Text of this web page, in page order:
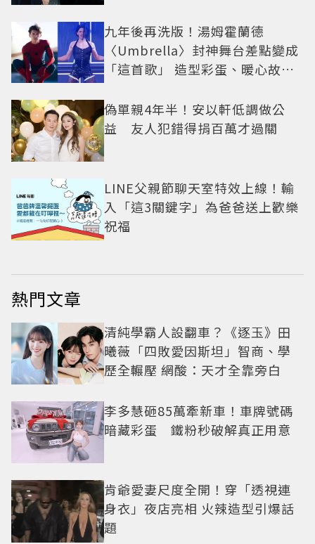
九年後再洗版！湯姆霍蘭德
〈Umbrella〉封神舞台差點變成
「這首歌」 造型彩蛋、暖心故事
偽單親4年半！安以軒低調做公
益 友人犯錯得捐百萬才過關
LINE父親節聊天室特效上線！輸
入「這3關鍵字」為爸爸送上歡樂
祝福
熱門文章
清純學霸人設翻車？《逐玉》田
曦薇「四敗愛因斯坦」智商、學
歷全輾壓 網酸：天才全靠旁白
李多慧砸85萬牽新車！車牌號碼
暗藏彩蛋 鐵粉秒破解真正用意
肯爺愛妻尺度全開！穿「透視連
身衣」夜店亮相 火辣造型引爆話
題